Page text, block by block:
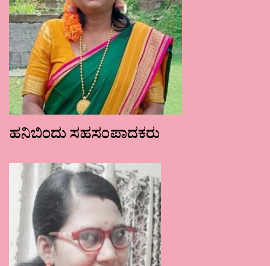
ಹನಿಬಿಂದು ಸಹಸಂಪಾದಕರು